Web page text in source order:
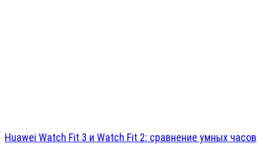
Huawei Watch Fit 3 и Watch Fit 2: сравнение умных часов